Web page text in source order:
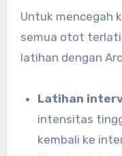
Untuk mencegah
semua otot
latihan dengan
Latihan
intensitas
kembali ke